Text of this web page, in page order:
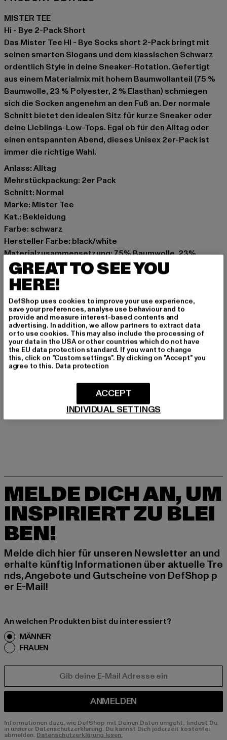
MISTER TEE
Hi - Bye 2-Pack Short
Das Mister Tee HI - Bye Socks short 2-Pack bringt mit
seinen smarten Slogans und dem klassischen Schwarz
ordentlich Style in deine Sneaker-Rotation. Gefertigt
aus einem Materialmix mit hohem Baumwollanteil (75 %
Baumwolle, 23 % Polyester, 2 % Elasthan) schmiegen
sich die Socken angenehm an den Fuß an. Der normale
Schnitt bietet den idealen Sitz für kurze Sneaker oder
deine Lieblings-Low-Tops. Egal ob für den Alltag oder
einen entspannten Abend, dieses Unisex 2er-Pack ist
immer die richtige Wahl.
Anlass: Alltag
Mehrstückpackung: 2er Pack
Schnitt: Normal
Marke: Mister Tee
Kat.: Bekleidung
Farbe: schwarz
Hersteller Farbe: black/white
Materialzusammensetzung: 75% Baumwolle, 23%
Polyester, 2% Elasthan
Art.Nr: MT2044-00826
Hersteller: TB International GmbH |info@tbint.de
Dr.-Robert-Murjahn-Straße 7 | 64372 Ober-Ramstadt |
DE
GRÖSSE & PASSFORM
PFLEGEHINWEISE
LIEFERUNG & RÜCKGABE
MELDE DICH AN, UM
INSPIRIERT ZU BLEI
BEN!
Melde dich hier für unseren Newsletter an und
erhalte künftig Informationen über aktuelle Tre
nds, Angebote und Gutscheine von DefShop p
er E-Mail!
An welchen Produkten bist du interessiert?
MÄNNER
FRAUEN
ANMELDEN
Informationen dazu, wie DefShop mit Deinen Daten umgeht, findest Du
in unserer Datenschutzerklärung. Du kannst Dich jederzeit kostenfei
abmelden. Datenschutzerklärung lesen.
GREAT TO SEE YOU
HERE!
DefShop uses cookies to improve your use experience,
save your preferences, analyse use behaviour and to
provide and measure interest-based contents and
advertising. In addition, we allow partners to extract data
or to use cookies. This may also include the processing of
your data in the USA or other countries which do not have
the EU data protection standard. If you want to change
this, click on "Custom settings". By clicking on "Accept" you
agree to this. Data protection
INDIVIDUAL SETTINGS
ACCEPT